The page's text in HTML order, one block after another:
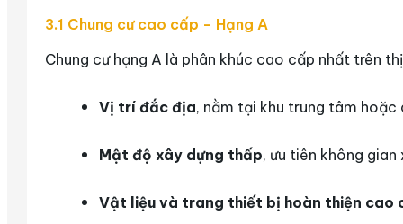
3.1 Chung cư cao cấp – Hạng A
Chung cư hạng A là phân khúc cao cấp nhất trên
Vị trí đắc địa, nằm tại khu trung tâm
Mật độ xây dựng thấp, ưu tiên không
Vật liệu và trang thiết bị hoàn thiện cao